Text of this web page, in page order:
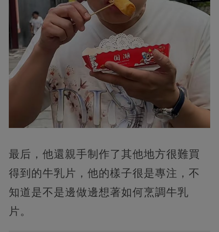
最后，他還親手制作了其他地方很難買
得到的牛乳片，他的樣子很是專注，不
知道是不是邊做邊想著如何烹調牛乳
片。